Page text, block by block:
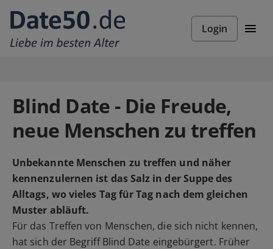
Login
Blind Date - Die Freude,
neue Menschen zu treffen
Unbekannte Menschen zu treffen und näher
kennenzulernen ist das Salz in der Suppe des
Alltags, wo vieles Tag für Tag nach dem gleichen
Muster abläuft.
Für das Treffen von Menschen, die sich nicht kennen,
hat sich der Begriff Blind Date eingebürgert. Früher